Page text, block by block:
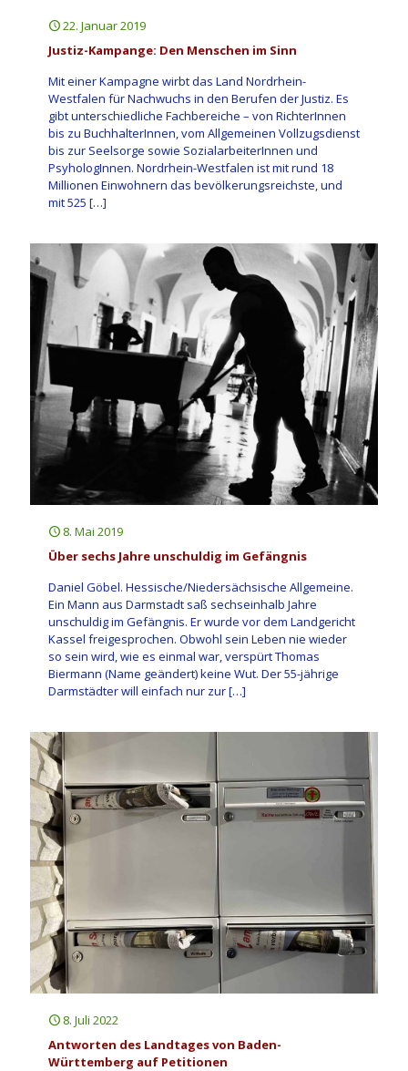
22. Januar 2019
Justiz-Kampange: Den Menschen im Sinn
Mit einer Kampagne wirbt das Land Nordrhein-
Westfalen für Nachwuchs in den Berufen der Justiz. Es
gibt unterschiedliche Fachbereiche – von RichterInnen
bis zu BuchhalterInnen, vom Allgemeinen Vollzugsdienst
bis zur Seelsorge sowie SozialarbeiterInnen und
PsyhologInnen. Nordrhein-Westfalen ist mit rund 18
Millionen Einwohnern das bevölkerungsreichste, und
mit 525 […]
8. Mai 2019
Über sechs Jahre unschuldig im Gefängnis
Daniel Göbel. Hessische/Niedersächsische Allgemeine.
Ein Mann aus Darmstadt saß sechseinhalb Jahre
unschuldig im Gefängnis. Er wurde vor dem Landgericht
Kassel freigesprochen. Obwohl sein Leben nie wieder
so sein wird, wie es einmal war, verspürt Thomas
Biermann (Name geändert) keine Wut. Der 55-jährige
Darmstädter will einfach nur zur[…]
8. Juli 2022
Antworten des Landtages von Baden-
Württemberg auf Petitionen